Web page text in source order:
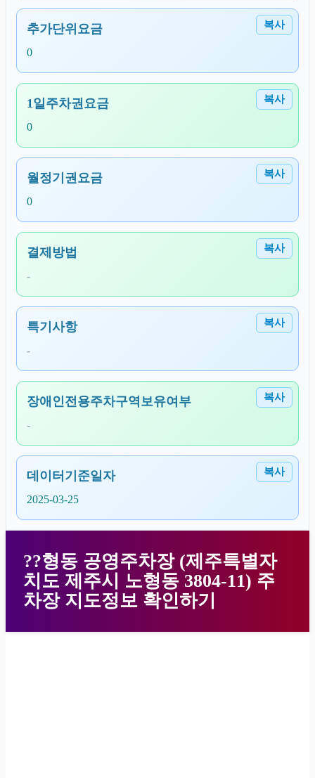
복사
추가단위요금
0
복사
1일주차권요금
0
복사
월정기권요금
0
복사
결제방법
-
복사
특기사항
-
복사
장애인전용주차구역보유여부
-
복사
데이터기준일자
2025-03-25
??형동 공영주차장 (제주특별자
치도 제주시 노형동 3804-11) 주
차장 지도정보 확인하기